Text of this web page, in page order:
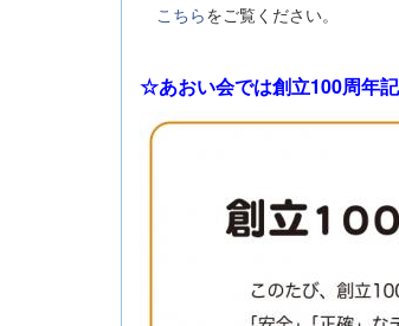
こちらをご覧ください。
☆あおい会では創立100周年